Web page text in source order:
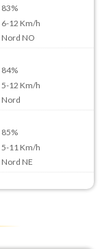
83%
6-12 Km/h
Nord NO
84%
5-12 Km/h
Nord
85%
5-11 Km/h
Nord NE